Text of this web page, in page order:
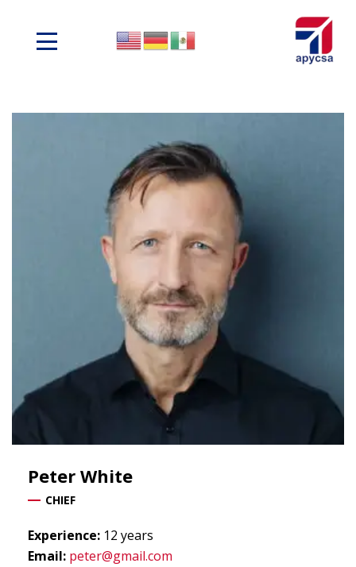
Peter White
CHIEF
Experience: 12 years
Email: peter@gmail.com